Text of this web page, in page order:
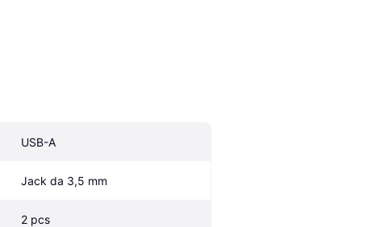
USB-A
Jack da 3,5 mm
2 pcs